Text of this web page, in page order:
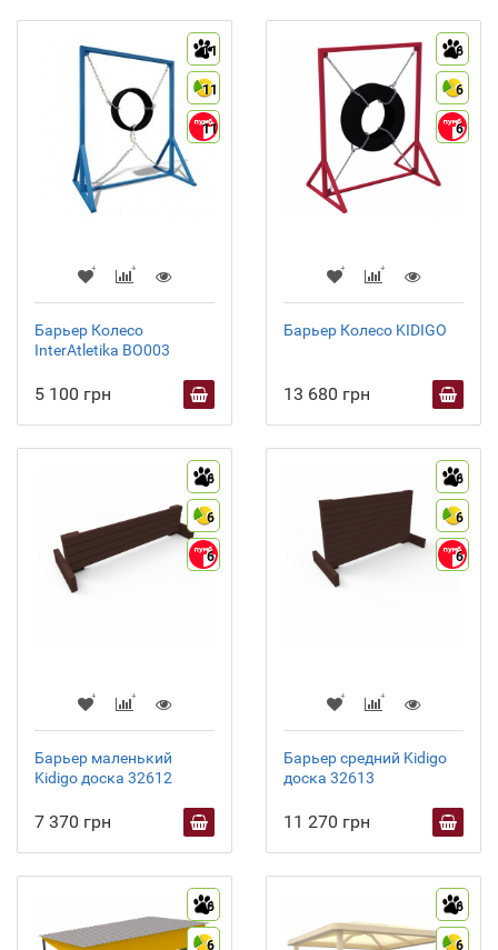
11
11
11
Барьер Колесо
InterAtletika BO003
5 100 грн
6
6
6
Барьер Колесо KIDIGO
13 680 грн
6
6
6
Барьер маленький
Kidigo доска 32612
7 370 грн
6
6
6
Барьер средний Kidigo
доска 32613
11 270 грн
6
6
6
6